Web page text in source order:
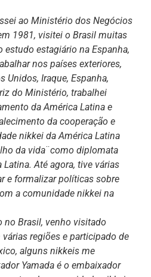
ao Ministério dos Negócios
1981, visitei o Brasil muitas
estudo estagiário na Espanha,
nos países exteriores,
Unidos, Iraque, Espanha,
do Ministério, trabalhei
da América Latina e
da cooperação e
nikkei da América Latina
da vida ̈ como diplomata
Até agora, tive várias
e formalizar políticas sobre
a comunidade nikkei na
no Brasil, venho visitado
regiões e participado de
alguns nikkeis me
Yamada é o embaixador